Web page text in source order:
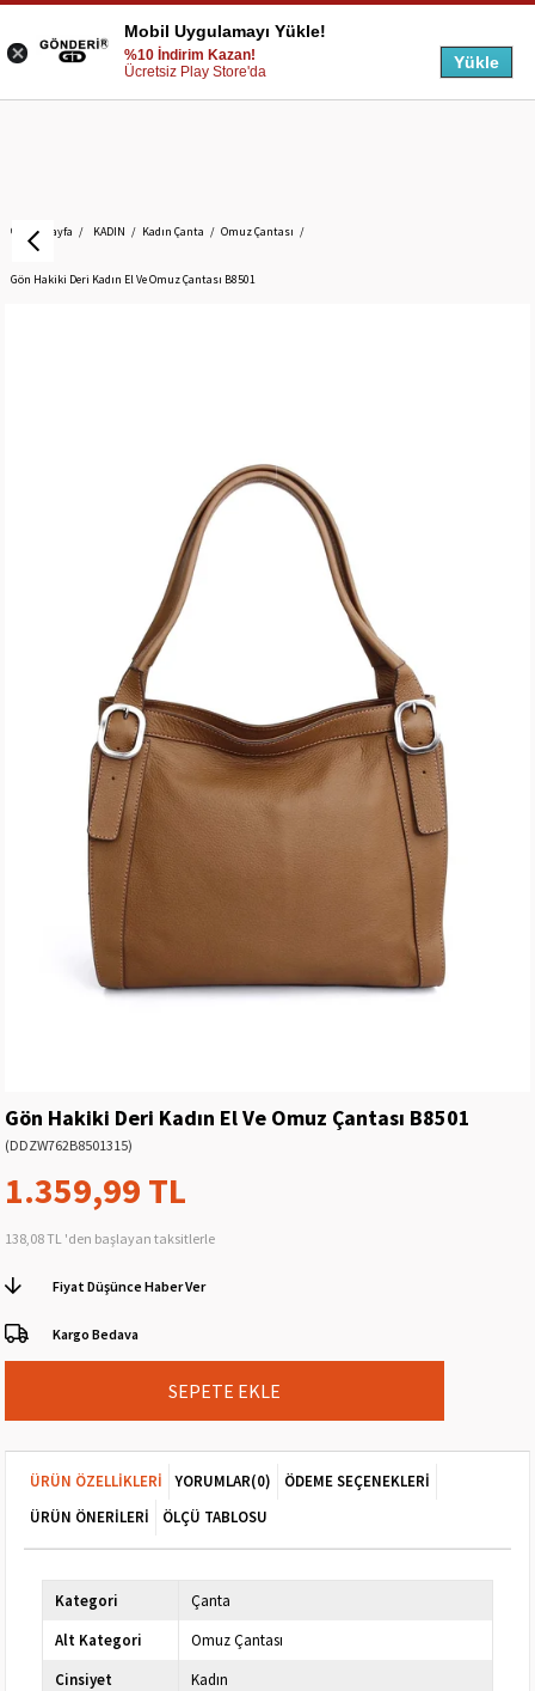
Anasayfa KADIN Kadın Çanta Omuz Çantası
Gön Hakiki Deri Kadın El Ve Omuz Çantası B8501
Gön Hakiki Deri Kadın El Ve Omuz Çantası B8501
(DDZW762B8501315)
1.359,99 TL
138,08 TL 'den başlayan taksitlerle
Fiyat Düşünce Haber Ver
Kargo Bedava
ÜRÜN ÖZELLIKLERI YORUMLAR(0)
ÖDEME SEÇENEKLERI
ÜRÜN ÖNERILERI
ÖLÇÜ TABLOSU
Kategori
Çanta
Alt Kategori
Omuz Çantası
Cinsiyet
Kadın
Mobil Uygulamayı Yükle!
%10 İndirim Kazan!
Ücretsiz Play Store'da
Yükle